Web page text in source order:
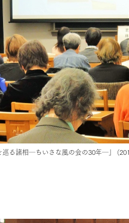
巡る諸相─ちいさな風の会の30年─」